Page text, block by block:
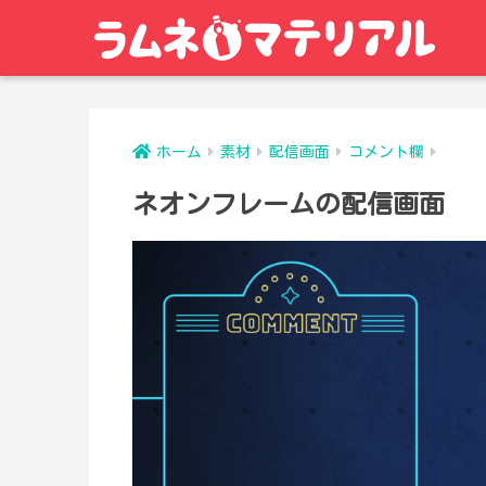
ホーム 素材 配信画面 コメント欄
ネオンフレームの配信画面